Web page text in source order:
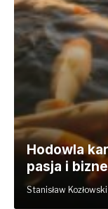
Hodowla
pasja i
Stanisław Kozłowski